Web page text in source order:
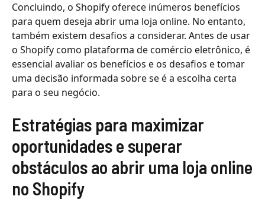
Concluindo, o Shopify oferece inúmeros benefícios
para quem deseja abrir uma loja online. No entanto,
também existem desafios a considerar. Antes de usar
o Shopify como plataforma de comércio eletrônico, é
essencial avaliar os benefícios e os desafios e tomar
uma decisão informada sobre se é a escolha certa
para o seu negócio.
Estratégias para maximizar
oportunidades e superar
obstáculos ao abrir uma loja online
no Shopify